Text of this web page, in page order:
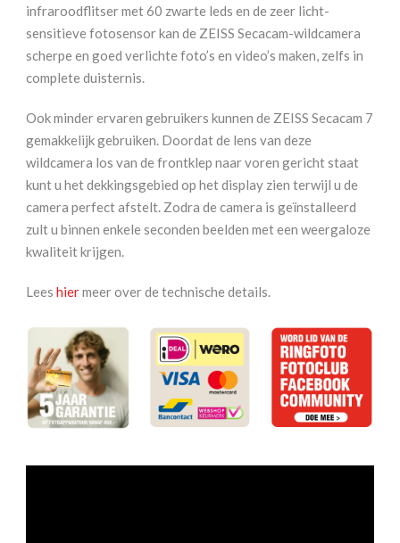
infraroodflitser met 60 zwarte leds en de zeer licht-
sensitieve fotosensor kan de ZEISS Secacam-wildcamera
scherpe en goed verlichte foto’s en video’s maken, zelfs in
complete duisternis.
Ook minder ervaren gebruikers kunnen de ZEISS Secacam 7
gemakkelijk gebruiken. Doordat de lens van deze
wildcamera los van de frontklep naar voren gericht staat
kunt u het dekkingsgebied op het display zien terwijl u de
camera perfect afstelt. Zodra de camera is geïnstalleerd
zult u binnen enkele seconden beelden met een weergaloze
kwaliteit krijgen.
Lees hiermeer over de technische details.